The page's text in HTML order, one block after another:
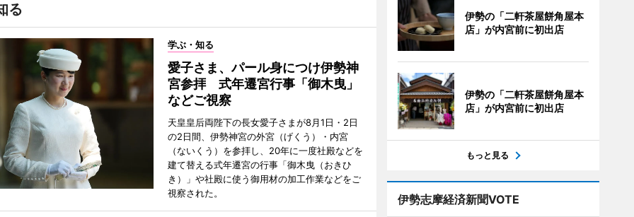
る
学ぶ・知る
愛子さま、パール身につけ伊勢神
宮参拝 式年遷宮行事「御木曳」
などご視察
天皇皇后両陛下の長女愛子さまが8月1日・2日
の2日間、伊勢神宮の外宮（げくう）・内宮
（ないくう）を参拝し、20年に一度社殿などを
建て替える式年遷宮の行事「御木曳（おきひ
き）」や社殿に使う御用材の加工作業などをご
視察された。
伊勢の「二軒茶屋餅角屋本
店」が内宮前に初出店
伊勢の「二軒茶屋餅角屋本
店」が内宮前に初出店
もっと見る
伊勢志摩経済新聞VOTE